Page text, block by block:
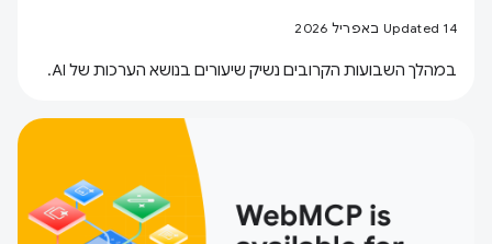
Updated 14 באפריל 2026
במהלך השבועות הקרובים נשיק שיעורים בנושא הערכות של AI.